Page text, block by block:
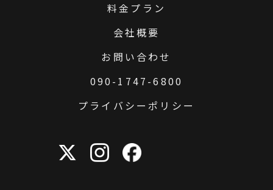
料金プラン
会社概要
お問い合わせ
090-1747-6800
プライバシーポリシー